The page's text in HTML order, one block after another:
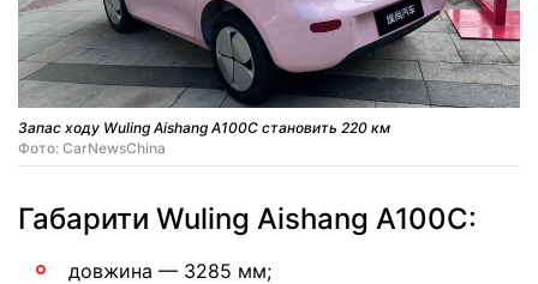
Запас ходу Wuling Aishang A100C становить 220 км
Фото: CarNewsChina
Габарити Wuling Aishang A100C:
довжина — 3285 мм;